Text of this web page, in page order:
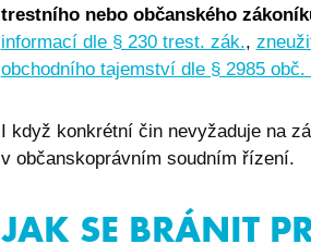
trestního nebo občanského
informací dle § 230 trest. zák.,
obchodního tajemství dle § 2985 obč.
I když konkrétní čin nevyžaduje na
v občanskoprávním soudním řízení.
JAK SE BRÁNIT
PHPSESSID